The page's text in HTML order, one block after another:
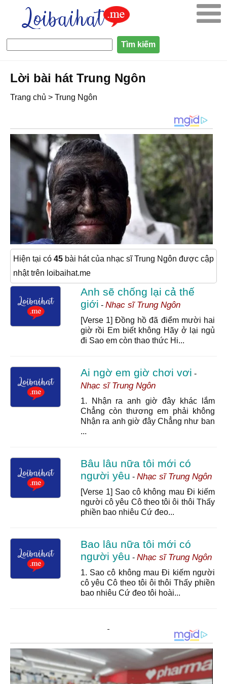
Lời bài hát Trung Ngôn
Trang chủ > Trung Ngôn
Hiện tại có 45 bài hát của nhạc sĩ Trung Ngôn được cập
nhật trên loibaihat.me
Anh sẽ chống lại cả thế
giới - Nhạc sĩ Trung Ngôn
[Verse 1] Đồng hồ đã điểm mười hai
giờ rồi Em biết không Hãy ở lại ngủ
đi Sao em còn thao thức Hi...
Ai ngờ em giờ chơi vơi -
Nhạc sĩ Trung Ngôn
1. Nhận ra anh giờ đây khác lắm
Chẳng còn thương em phải không
Nhận ra anh giờ đây Chẳng như ban
...
Bâu lâu nữa tôi mới có
người yêu - Nhạc sĩ Trung Ngôn
[Verse 1] Sao cô không mau Đi kiếm
người cô yêu Cô theo tôi ôi thôi Thấy
phiền bao nhiêu Cứ đeo...
Bao lâu nữa tôi mới có
người yêu - Nhạc sĩ Trung Ngôn
1. Sao cô không mau Đi kiếm người
cô yêu Cô theo tôi ôi thôi Thấy phiền
bao nhiêu Cứ đeo tôi hoài...